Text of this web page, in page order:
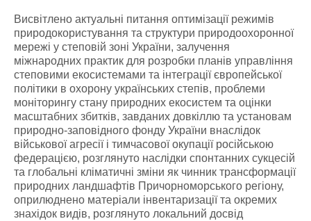
Висвітлено актуальні питання оптимізації режимів
природокористування та структури природоохоронної
мережі у степовій зоні України, залучення
міжнародних практик для розробки планів управління
степовими екосистемами та інтеграції європейської
політики в охорону українських степів, проблеми
моніторингу стану природних екосистем та оцінки
масштабних збитків, завданих довкіллю та установам
природно-заповідного фонду України внаслідок
військової агресії і тимчасової окупації російською
федерацією, розглянуто наслідки спонтанних сукцесій
та глобальні кліматичні зміни як чинник трансформації
природних ландшафтів Причорноморського регіону,
оприлюднено матеріали інвентаризації та окремих
знахідок видів, розглянуто локальний досвід